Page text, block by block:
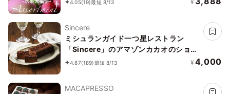
4.05(19)最短 8/13 ¥
Sincere
ミシュランガイド一つ星レストラン
「Sincere」のアマゾンカカオのショコ
ラテリーヌ
4.67(189)最短 8/13 ¥ 4,000
MACAPRESSO